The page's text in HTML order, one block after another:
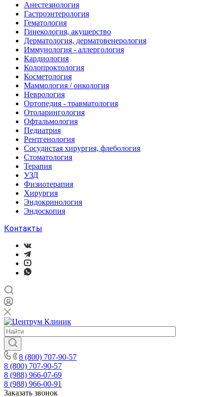
Анестезиология
Гастроэнтерология
Гематология
Гинекология, акушерство
Дерматология, дерматовенерология
Иммунология - аллергология
Кардиология
Колопроктология
Косметология
Маммология / онкология
Неврология
Ортопедия - травматология
Отоларингология
Офтальмология
Педиатрия
Рентгенология
Сосудистая хирургия, флебология
Стоматология
Терапия
УЗД
Физиотерапия
Хирургия
Эндокринология
Эндоскопия
Контакты
8 (800) 707-90-57
8 (800) 707-90-57
8 (988) 966-07-69
8 (988) 966-00-91
Заказать звонок